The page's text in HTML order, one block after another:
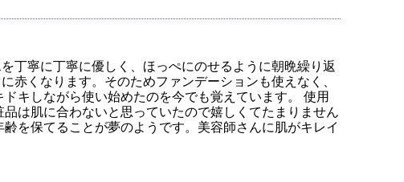
丁寧に丁寧に優しく、ほっぺにのせるように朝晩繰り返
赤くなります。そのためファンデーションも使えなく、
キしながら使い始めたのを今でも覚えています。 使用
は肌に合わないと思っていたので嬉しくてたまりません
を保てることが夢のようです。美容師さんに肌がキレイ